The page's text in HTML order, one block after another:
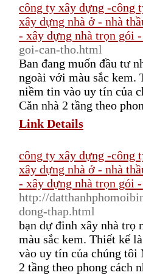
công ty xây dựng -công
xây dựng nhà ở - nhà
- xây dựng nhà trọn gói
goi-can-tho.html
Ban đang muốn đầu tư
ngoài với màu sắc
niềm tin vào uy tín của
Căn nhà 2 tầng theo
Link Details
công ty xây dựng -công
xây dựng nhà ở - nhà
- xây dựng nhà trọn gói
http://
dong-thap.html
bạn dự đinh xây nhà trọ
màu sắc kem. Thiết kế
vào uy tín của chúng tôi
2 tầng theo phong cách